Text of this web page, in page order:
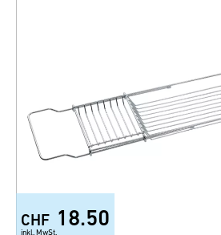
CHF 18.50
inkl. MwSt.